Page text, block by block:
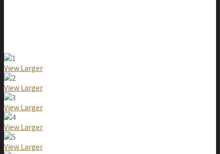
View Larger
View Larger
View Larger
View Larger
View Larger